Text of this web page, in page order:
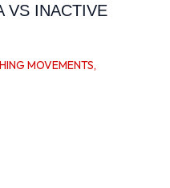
VS INACTIVE
MOVEMENTS,